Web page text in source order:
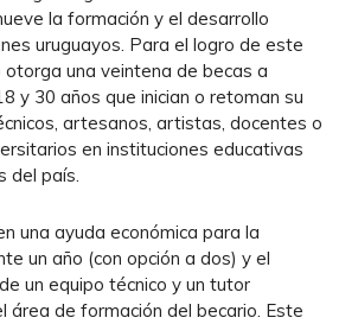
la formación y el desarrollo
uruguayos. Para el logro de este
una veintena de becas a
y 30 años que inician o retoman su
artesanos, artistas, docentes o
en instituciones educativas
del país.
una ayuda económica para la
un año (con opción a dos) y el
un equipo técnico y un tutor
área de formación del becario. Este